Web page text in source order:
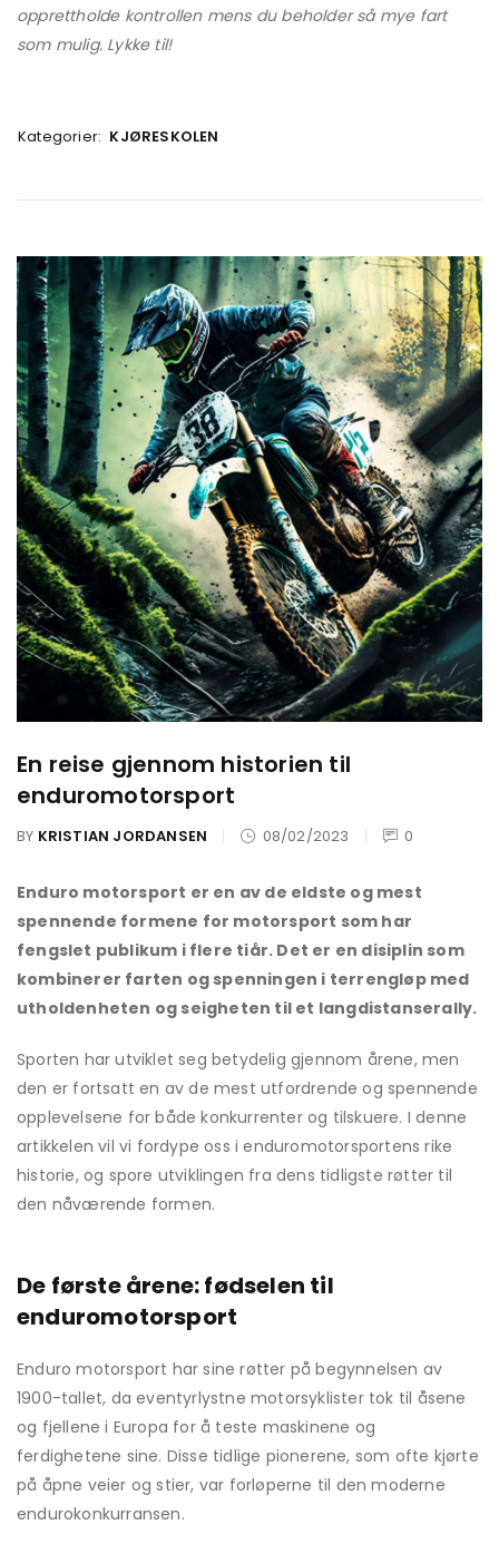
opprettholde kontrollen mens du beholder så mye fart
som mulig. Lykke til!
Kategorier: KJØRESKOLEN
En reise gjennom historien til
enduromotorsport
BY KRISTIAN JORDANSEN 08/02/2023 0
Enduro motorsport er en av de eldste og mest
spennende formene for motorsport som har
fengslet publikum i flere tiår. Det er en disiplin som
kombinerer farten og spenningen i terrengløp med
utholdenheten og seigheten til et langdistanserally.
Sporten har utviklet seg betydelig gjennom årene, men
den er fortsatt en av de mest utfordrende og spennende
opplevelsene for både konkurrenter og tilskuere. I denne
artikkelen vil vi fordype oss i enduromotorsportens rike
historie, og spore utviklingen fra dens tidligste røtter til
den nåværende formen.
De første årene: fødselen til
enduromotorsport
Enduro motorsport har sine røtter på begynnelsen av
1900-tallet, da eventyrlystne motorsyklister tok til åsene
og fjellene i Europa for å teste maskinene og
ferdighetene sine. Disse tidlige pionerene, som ofte kjørte
på åpne veier og stier, var forløperne til den moderne
endurokonkurransen.